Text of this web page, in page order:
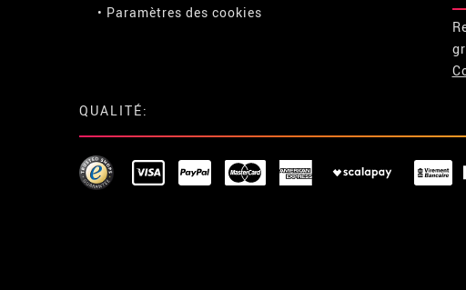
• Paramètres des cookies
QUALITÉ: